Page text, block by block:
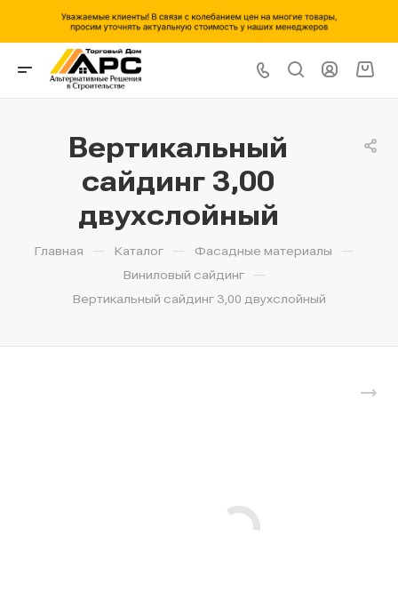
Вертикальный
сайдинг 3,00
двухслойный
Главная — Каталог — Фасадные материалы —
Виниловый сайдинг —
Вертикальный сайдинг 3,00 двухслойный